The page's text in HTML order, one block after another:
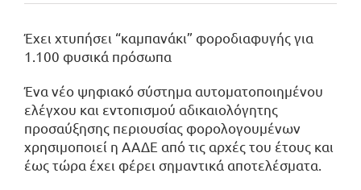
Έχει χτυπήσει “καμπανάκι” φοροδιαφυγής για
1.100 φυσικά πρόσωπα
Ένα νέο ψηφιακό σύστημα αυτοματοποιημένου
ελέγχου και εντοπισμού αδικαιολόγητης
προσαύξησης περιουσίας φορολογουμένων
χρησιμοποιεί η ΑΑΔΕ από τις αρχές του έτους και
έως τώρα έχει φέρει σημαντικά αποτελέσματα.